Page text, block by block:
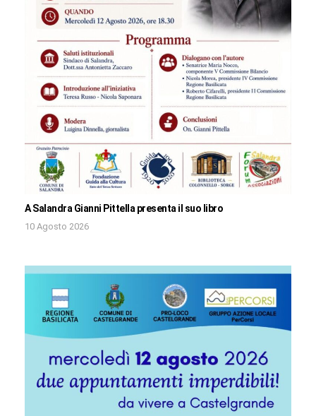
A Salandra Gianni Pittella presenta il suo libro
10 Agosto 2026